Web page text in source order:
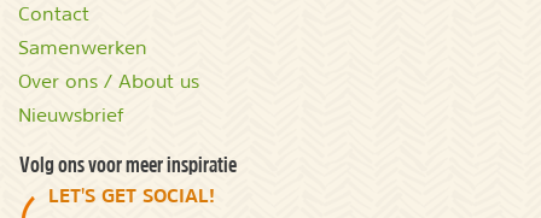
Contact
Samenwerken
Over ons / About us
Nieuwsbrief
Volg ons voor meer inspiratie
LET'S GET SOCIAL!